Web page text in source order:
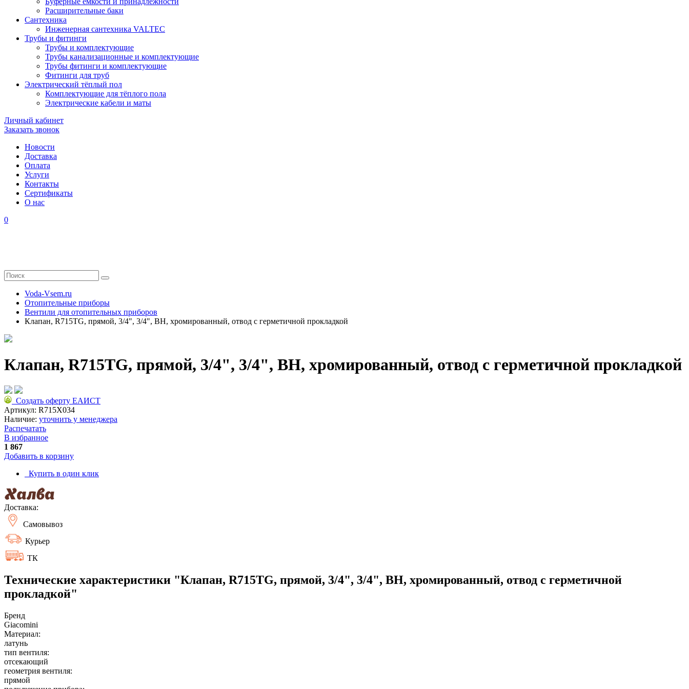
Расширительные баки
Сантехника
Инженерная сантехника VALTEC
Трубы и фитинги
Трубы и комплектующие
Трубы канализационные и комплектующие
Трубы фитинги и комплектующие
Фитинги для труб
Электрический тёплый пол
Комплектующие для тёплого пола
Электрические кабели и маты
Личный кабинет
Заказать звонок
Новости
Доставка
Оплата
Услуги
Контакты
Cертификаты
О нас
0
Voda-Vsem.ru
Отопительные приборы
Вентили для отопительных приборов
Клапан, R715TG, прямой, 3/4", 3/4", ВН, хромированный, отвод с герметичной прокладкой
Клапан, R715TG, прямой, 3/4", 3/4", ВН, хромированный, отвод с герметичной прокладкой
Создать оферту ЕАИСТ
Артикул: R715X034
Наличие: уточнить у менеджера
Распечатать
В избранное
1 867
Добавить в корзину
Купить в один клик
Доставка:
Самовывоз
Курьер
ТК
Технические характеристики "Клапан, R715TG, прямой, 3/4", 3/4", ВН, хромированный, отвод с герметичной
прокладкой"
Бренд
Giacomini
Материал:
латунь
тип вентиля:
отсекающий
геометрия вентиля:
прямой